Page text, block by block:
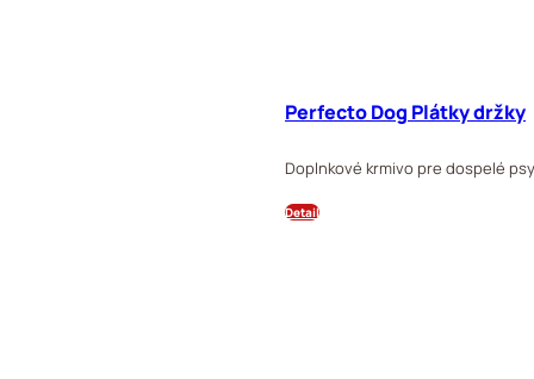
Perfecto Dog Plátky držky
Doplnkové krmivo pre dospelé
Detail